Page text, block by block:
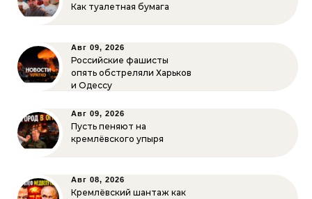
Как туалетная бумага
Авг 09, 2026
Российские фашисты
опять обстреляли Харьков
и Одессу
Авг 09, 2026
Пусть пеняют на
кремлёвского упыря
Авг 08, 2026
Кремлёвский шантаж как